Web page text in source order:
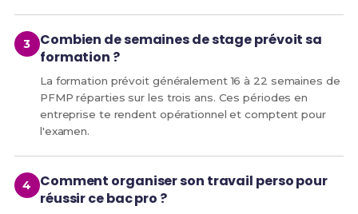
Combien de semaines de stage prévoit sa
formation ?
La formation prévoit généralement 16 à 22 semaines de
PFMP réparties sur les trois ans. Ces périodes en
entreprise te rendent opérationnel et comptent pour
l'examen.
Comment organiser son travail perso pour
réussir ce bac pro ?